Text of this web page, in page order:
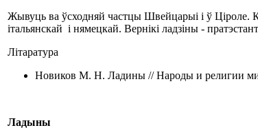
Жывуць ва ўсходняй частцы Швейцарыі і ў Ціроле.
італьянскай і нямецкай. Вернікі ладзіны -
Літаратура
Новиков М. Н. Ладины // Народы и религии
Ладыны